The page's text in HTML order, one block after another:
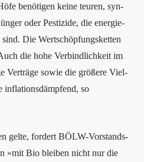
benö­ti­gen kei­ne teu­ren, syn­
oder Pes­ti­zi­de, die ener­gie­
Die Wert­schöp­fungs­ket­ten
die hohe Ver­bind­lich­keit im
Ver­trä­ge sowie die grö­ße­re Viel­
infla­ti­ons­dämp­fend, so
gel­te, for­dert BÖLW-Vor­stands­
»mit Bio blei­ben nicht nur die